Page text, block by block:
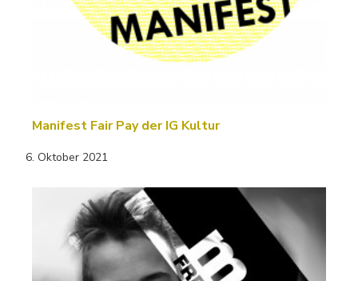
Manifest Fair Pay der IG Kultur
6. Oktober 2021